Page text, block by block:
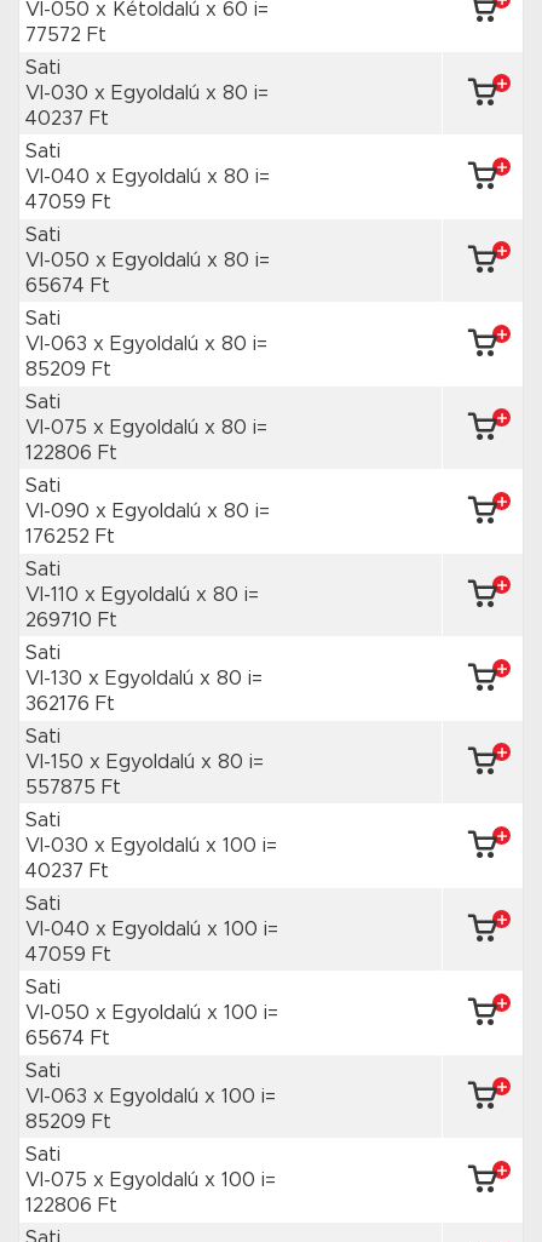
VI-050 x Kétoldalú x 60 i=
77572 Ft
Sati
VI-030 x Egyoldalú x 80 i=
40237 Ft
Sati
VI-040 x Egyoldalú x 80 i=
47059 Ft
Sati
VI-050 x Egyoldalú x 80 i=
65674 Ft
Sati
VI-063 x Egyoldalú x 80 i=
85209 Ft
Sati
VI-075 x Egyoldalú x 80 i=
122806 Ft
Sati
VI-090 x Egyoldalú x 80 i=
176252 Ft
Sati
VI-110 x Egyoldalú x 80 i=
269710 Ft
Sati
VI-130 x Egyoldalú x 80 i=
362176 Ft
Sati
VI-150 x Egyoldalú x 80 i=
557875 Ft
Sati
VI-030 x Egyoldalú x 100 i=
40237 Ft
Sati
VI-040 x Egyoldalú x 100 i=
47059 Ft
Sati
VI-050 x Egyoldalú x 100 i=
65674 Ft
Sati
VI-063 x Egyoldalú x 100 i=
85209 Ft
Sati
VI-075 x Egyoldalú x 100 i=
122806 Ft